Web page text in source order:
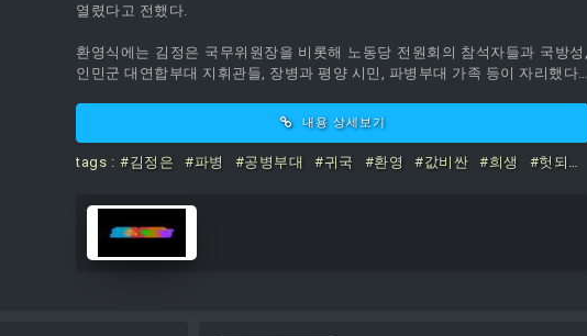
열렸다고 전했다.
환영식에는 김정은 국무위원장을 비롯해 노동당 전원회의 참석자들과 국방성,
인민군 대연합부대 지휘관들, 장병과 평양 시민, 파병부대 가족 등이 자리했다.
내용 상세보기
tags : #김정은 #파병 #공병부대 #귀국 #환영 #값비싼 #희생
#헛되